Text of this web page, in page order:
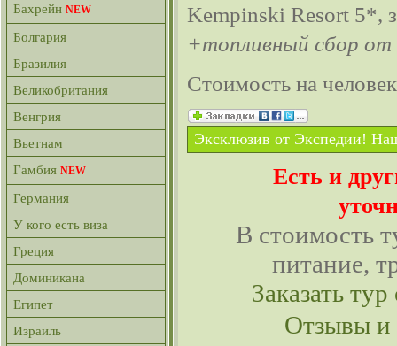
Kempinski Resort 5*,
+топливный сбор от
Стоимость на
Эксклюзив от Экспедии!
Есть и
В стоимость
питание,
Заказать
Отзывы и
Бахрейн NEW
Болгария
Бразилия
Великобритания
Венгрия
Вьетнам
Гамбия NEW
Германия
У кого есть виза
Греция
Доминикана
Египет
Израиль